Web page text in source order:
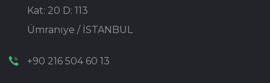
Kat: 20 D: 113
Ümraniye / İSTANBUL
+90 216 504 60 13